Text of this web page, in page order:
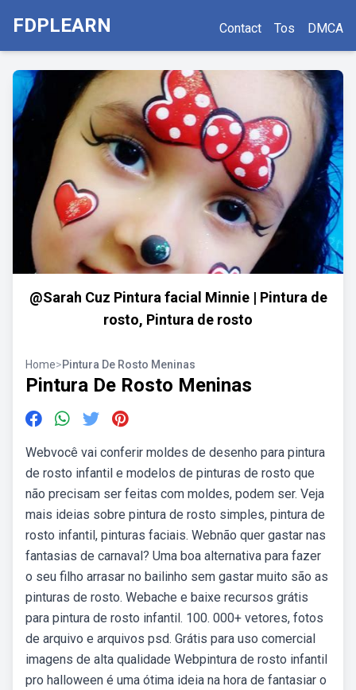
FDPLEARN Contact Tos DMCA
@Sarah Cuz Pintura facial Minnie | Pintura de
rosto, Pintura de rosto
Home>Pintura De Rosto Meninas
Pintura De Rosto Meninas
Webvocê vai conferir moldes de desenho para pintura
de rosto infantil e modelos de pinturas de rosto que
não precisam ser feitas com moldes, podem ser. Veja
mais ideias sobre pintura de rosto simples, pintura de
rosto infantil, pinturas faciais. Webnão quer gastar nas
fantasias de carnaval? Uma boa alternativa para fazer
o seu filho arrasar no bailinho sem gastar muito são as
pinturas de rosto. Webache e baixe recursos grátis
para pintura de rosto infantil. 100. 000+ vetores, fotos
de arquivo e arquivos psd. Grátis para uso comercial
imagens de alta qualidade Webpintura de rosto infantil
pro halloween é uma ótima ideia na hora de fantasiar o